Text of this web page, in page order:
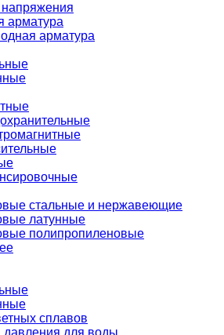
арматура
арматура
стальные и нержавеющие
латунные
полипропиленовые
сплавов
давления для воды